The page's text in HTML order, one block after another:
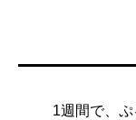
1週間で、